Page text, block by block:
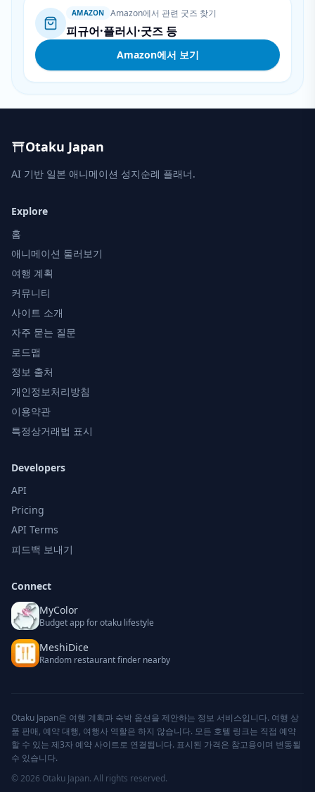
AMAZON Amazon에서 관련 굿즈 찾기
피규어·플러시·굿즈 등
Amazon에서 보기
Otaku Japan
AI 기반 일본 애니메이션 성지순례 플래너.
Explore
홈
애니메이션 둘러보기
여행 계획
커뮤니티
사이트 소개
자주 묻는 질문
로드맵
정보 출처
개인정보처리방침
이용약관
특정상거래법 표시
Developers
API
Pricing
API Terms
피드백 보내기
Connect
MyColor
Budget app for otaku lifestyle
MeshiDice
Random restaurant finder nearby
Otaku Japan은 여행 계획과 숙박 옵션을 제안하는 정보 서비스입니다. 여행 상
품 판매, 예약 대행, 여행사 역할은 하지 않습니다. 모든 호텔 링크는 직접 예약
할 수 있는 제3자 예약 사이트로 연결됩니다. 표시된 가격은 참고용이며 변동될
수 있습니다.
© 2026 Otaku Japan. All rights reserved.